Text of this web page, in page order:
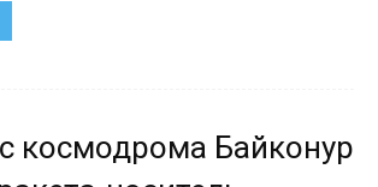
космодрома Байконур